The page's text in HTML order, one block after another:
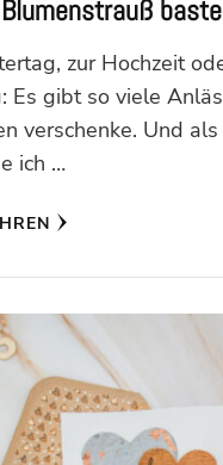
zur Hochzeit
Es gibt so viele
verschenke. Und
ich …